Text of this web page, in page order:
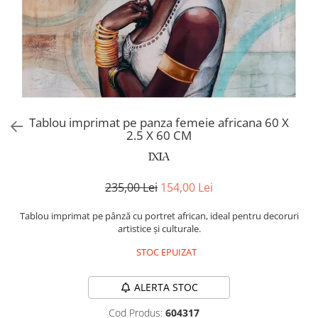
Masute Laterale
Mese Bar
Accesorii mese
Canapele
Canapele Coltar
Canapele Modulare
Canapele Extensibile
Masute de toaleta
Taburete si pufuri
Banchete, Bancute
Umbrele Exterior
Accesorii Exterior
Ghivece, Vase Exterior
Usi Decorative
Coloane decorative
Trofee, Taxidermii, Busturi
Animale
Cufere si valize decorative
Cutii decorative
Ghivece, Suporturi flori
Ghivece, Vase Exterior
Opritoare pentru usi
Organizator obiecte mici
Tablou imprimat pe panza femeie africana 60 X
2.5 X 60 CM
235,00 Lei 154,00 Lei
Tablou imprimat pe pânză cu portret african, ideal pentru decoruri
artistice și culturale.
STOC EPUIZAT
ALERTA STOC
Cod Produs: 604317